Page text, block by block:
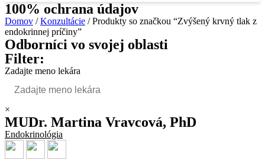
100% ochrana údajov
Domov /Konzultácie / Produkty so značkou “Zvýšený krvný tlak z
endokrinnej príčiny”
Odborníci vo svojej oblasti
Filter:
Zadajte meno lekára
×
MUDr. Martina Vravcová, PhD
Endokrinológia